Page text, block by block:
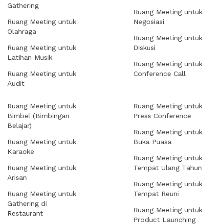
Gathering
Ruang Meeting untuk
Olahraga
Ruang Meeting untuk
Latihan Musik
Ruang Meeting untuk
Audit
Ruang Meeting untuk
Negosiasi
Ruang Meeting untuk
Diskusi
Ruang Meeting untuk
Conference Call
Ruang Meeting untuk
Bimbel (Bimbingan
Belajar)
Ruang Meeting untuk
Karaoke
Ruang Meeting untuk
Arisan
Ruang Meeting untuk
Gathering di
Restaurant
Ruang Meeting untuk
Press Conference
Ruang Meeting untuk
Buka Puasa
Ruang Meeting untuk
Tempat Ulang Tahun
Ruang Meeting untuk
Tempat Reuni
Ruang Meeting untuk
Product Launching